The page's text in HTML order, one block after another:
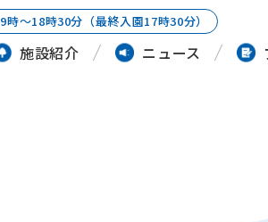
9時～18時30分（最終入園17時30分）
施設紹介 ニュース